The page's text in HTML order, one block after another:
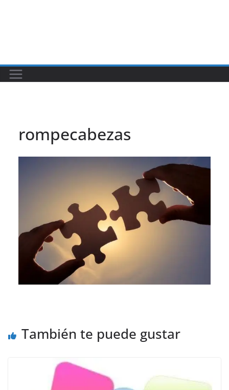
rompecabezas
También te puede gustar